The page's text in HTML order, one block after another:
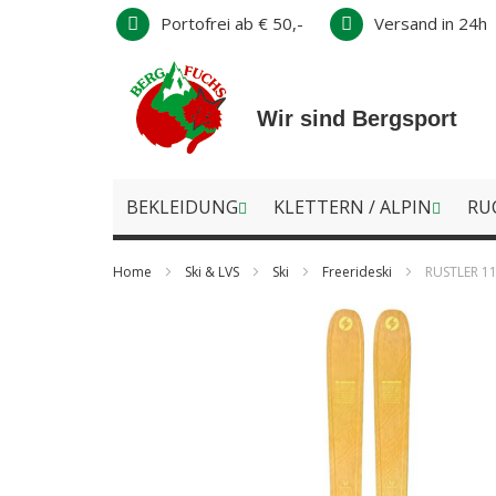
Direkt
Inhalt
Portofrei ab € 50,- Versand in 24h
Wir sind Bergsport
BEKLEIDUNG KLETTERN / ALPIN
Home Ski & LVS Ski Freerideski RUSTLER